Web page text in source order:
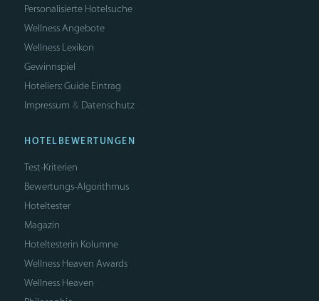
Personalisierte Hotelsuche
Wellness Angebote
Wellness Lexikon
Gewinnspiel
Hoteliers: Guide Eintrag
Impressum & Datenschutz
HOTELBEWERTUNGEN
Test-Kriterien
Bewertungs-Algorithmus
Hoteltester
Magazin
Hoteltesterin Kolumne
Wellness Heaven Awards
Wellness Heaven